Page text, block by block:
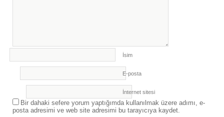
İsim
E-posta
İnternet sitesi
Bir dahaki sefere yorum yaptığımda kullanılmak üzere adımı, e-
posta adresimi ve web site adresimi bu tarayıcıya kaydet.